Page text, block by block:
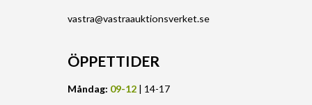
vastra@vastraauktionsverket.se
ÖPPETTIDER
Måndag: 09-12 | 14-17